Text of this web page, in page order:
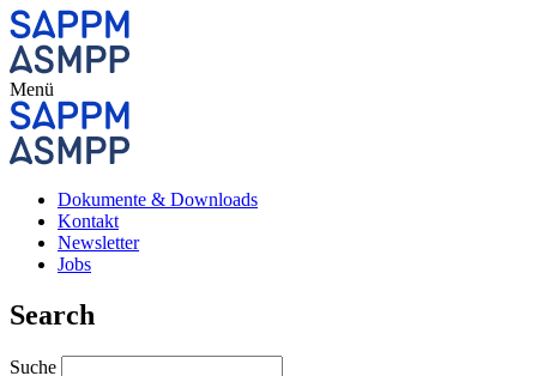
Menü
Dokumente & Downloads
Kontakt
Newsletter
Jobs
Search
Suche